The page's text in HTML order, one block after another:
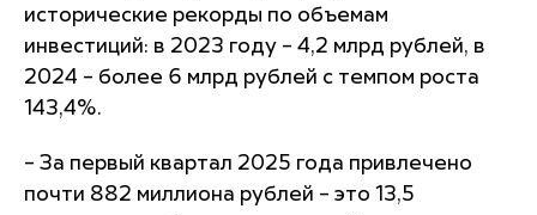
исторические рекорды по объемам
инвестиций: в 2023 году – 4,2 млрд рублей, в
2024 – более 6 млрд рублей с темпом роста
143,4%.
– За первый квартал 2025 года привлечено
почти 882 миллиона рублей – это 13,5